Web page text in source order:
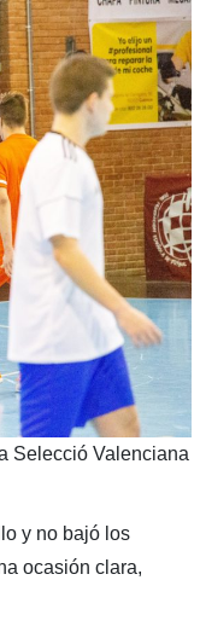
Selecció Valenciana
y no bajó los
ocasión clara,